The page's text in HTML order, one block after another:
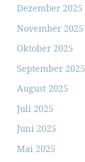
Dezember 2025
November 2025
Oktober 2025
September 2025
August 2025
Juli 2025
Juni 2025
Mai 2025